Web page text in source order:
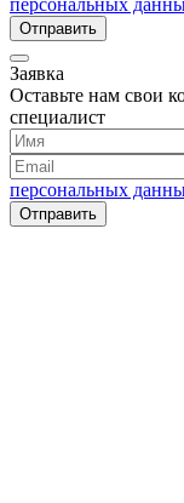
Отправить
Заявка
Оставьте нам свои
специалист
персональных
Отправить